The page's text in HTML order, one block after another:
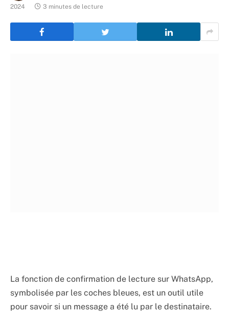
2024
3 minutes de lecture
La fonction de confirmation de lecture sur WhatsApp,
symbolisée par les coches bleues, est un outil utile
pour savoir si un message a été lu par le destinataire.